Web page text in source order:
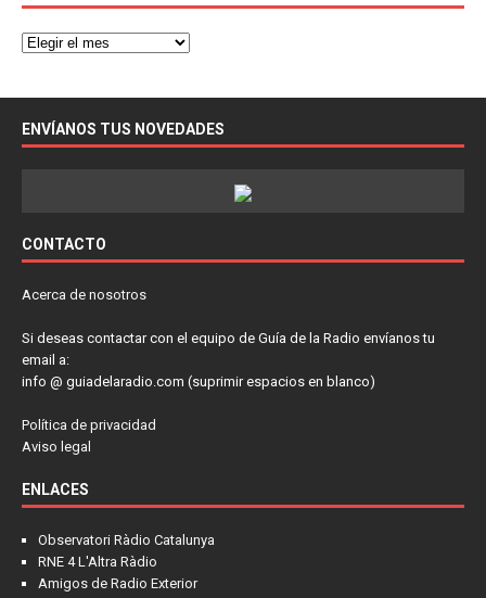
ENVÍANOS TUS NOVEDADES
CONTACTO
Acerca de nosotros
Si deseas contactar con el equipo de Guía de la Radio envíanos tu
email a:
info @ guiadelaradio.com (suprimir espacios en blanco)
Política de privacidad
Aviso legal
ENLACES
Observatori Ràdio Catalunya
RNE 4 L'Altra Ràdio
Amigos de Radio Exterior